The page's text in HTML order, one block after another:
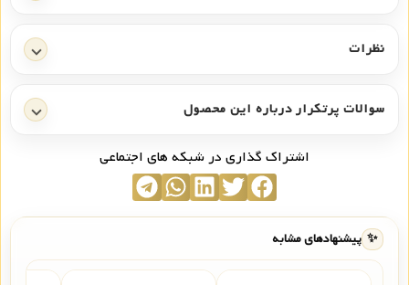
نظرات
سوالات پرتکرار درباره این محصول
اشتراک گذاری در شبکه های اجتماعی
✨ پیشنهادهای مشابه